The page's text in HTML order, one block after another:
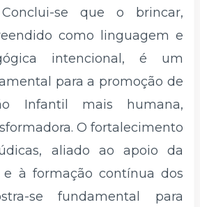
Conclui-se que o brincar,
como linguagem e
intencional, é um
para a promoção de
Infantil mais humana,
O fortalecimento
aliado ao apoio da
e à formação contínua dos
se fundamental para